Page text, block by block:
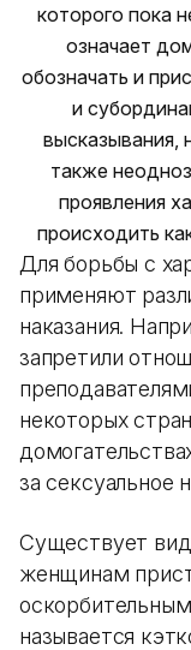
которого пока
означает
обозначать и
и
высказывания,
также
проявления
происходить
Для борьбы с
применяют
наказания.
запретили
некоторых
за сексуальное
Существует
женщинам
называется